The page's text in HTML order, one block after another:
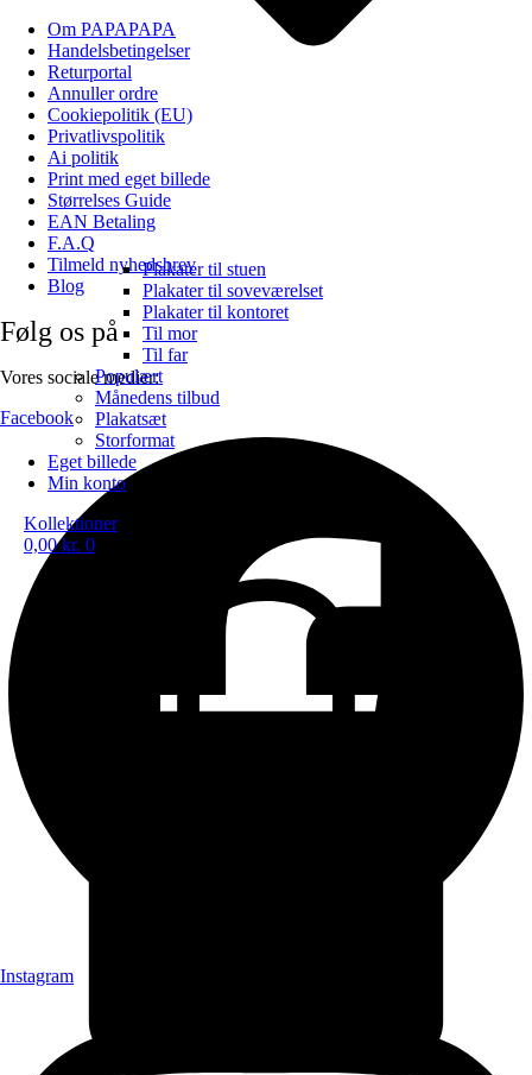
Plakater til stuen
Plakater til soveværelset
Plakater til kontoret
Til mor
Til far
Populært
Månedens tilbud
Plakatsæt
Storformat
Eget billede
Min konto
Kollektioner
0,00kr. 0
Om PAPAPAPA
Handelsbetingelser
Returportal
Annuller ordre
Cookiepolitik (EU)
Privatlivspolitik
Ai politik
Print med eget billede
Størrelses Guide
EAN Betaling
F.A.Q
Tilmeld nyhedsbrev
Blog
Følg os på
Vores sociale medier:
Facebook
Instagram